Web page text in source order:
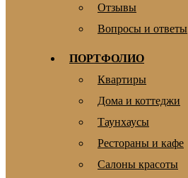
Отзывы
Вопросы и ответы
ПОРТФОЛИО
Квартиры
Дома и коттеджи
Таунхаусы
Рестораны и кафе
Салоны красоты